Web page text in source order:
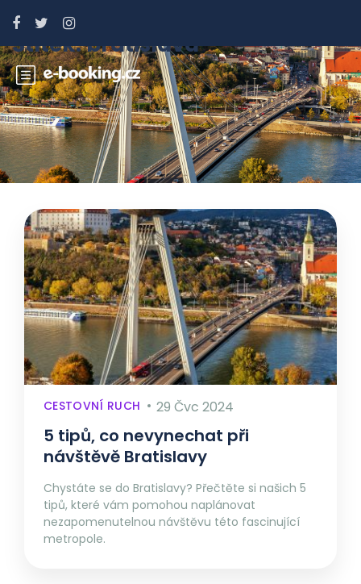
Štítek:bratislava
CESTOVNÍ RUCH 29 Čvc 2024
5 tipů, co nevynechat při
návštěvě Bratislavy
Chystáte se do Bratislavy? Přečtěte si našich 5
tipů, které vám pomohou naplánovat
nezapomenutelnou návštěvu této fascinující
metropole.